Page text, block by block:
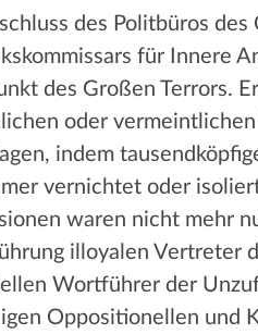
des Politbüros
für Innere
des Großen Terrors.
oder
indem
vernichtet oder
waren nicht mehr
illoyalen Vertreter
Wortführer der
Oppositionellen und